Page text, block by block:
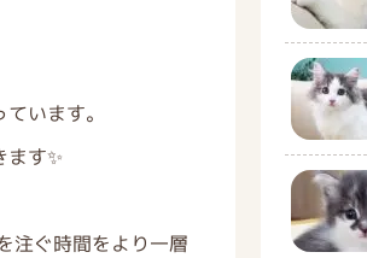
います。
す✨
注ぐ時間をより一層